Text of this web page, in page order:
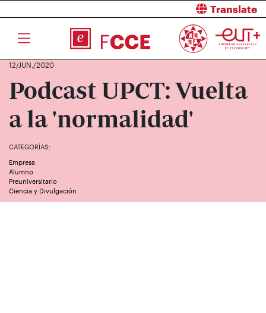
Translate
12/JUN./2020
Podcast UPCT: Vuelta
a la 'normalidad'
CATEGORÍAS:
Empresa
Alumno
Preuniversitario
Ciencia y Divulgación